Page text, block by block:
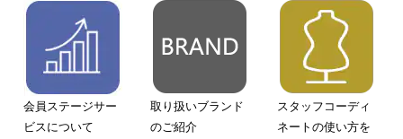
会員ステージサー
ビスについて
取り扱いブランド
のご紹介
スタッフコーディ
ネートの使い方を